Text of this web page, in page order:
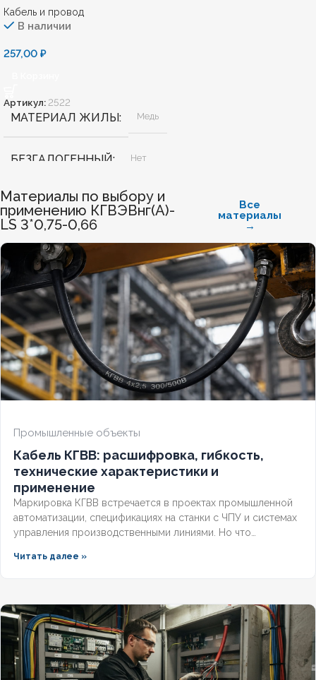
Кабель и провод
В наличии
257,00 ₽
Артикул: 2522
МАТЕРИАЛ ЖИЛЫ Медь
БЕЗГАЛОГЕННЫЙ Нет
ХЛАДОСТОЙКИЙ Нет
СЕЧЕНИЕ ТПЖ 2,5
ОГНЕСТОЙКИЙ Нет
НАЛИЧИЕ ЭКРАНА Да
БРОНИРОВАННЫЙ Нет
Материалы по выбору и
применению КГВЭВнг(А)-
LS 3*0,75-0,66
Все
материалы
→
Промышленные объекты
Кабель КГВВ: расшифровка, гибкость,
технические характеристики и
применение
Маркировка КГВВ встречается в проектах промышленной
автоматизации, спецификациях на станки с ЧПУ и системах
управления производственными линиями. Но что
отличается от контрольных аналогов и где его применение
для промышленных объектов.
Читать далее »